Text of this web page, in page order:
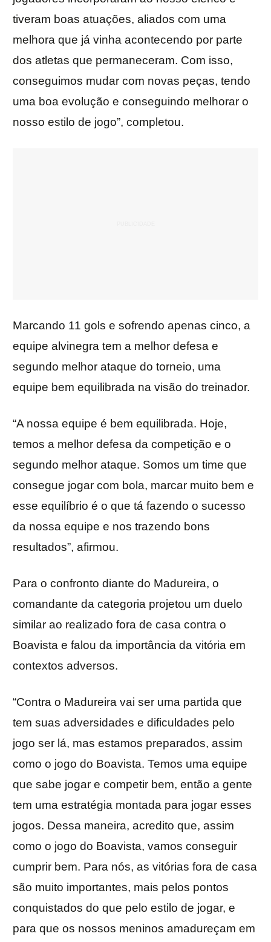
tiveram boas atuações, aliados com uma
melhora que já vinha acontecendo por parte
dos atletas que permaneceram. Com isso,
conseguimos mudar com novas peças, tendo
uma boa evolução e conseguindo melhorar o
nosso estilo de jogo”, completou.
Marcando 11 gols e sofrendo apenas cinco, a
equipe alvinegra tem a melhor defesa e
segundo melhor ataque do torneio, uma
equipe bem equilibrada na visão do treinador.
“A nossa equipe é bem equilibrada. Hoje,
temos a melhor defesa da competição e o
segundo melhor ataque. Somos um time que
consegue jogar com bola, marcar muito bem e
esse equilíbrio é o que tá fazendo o sucesso
da nossa equipe e nos trazendo bons
resultados”, afirmou.
Para o confronto diante do Madureira, o
comandante da categoria projetou um duelo
similar ao realizado fora de casa contra o
Boavista e falou da importância da vitória em
contextos adversos.
“Contra o Madureira vai ser uma partida que
tem suas adversidades e dificuldades pelo
jogo ser lá, mas estamos preparados, assim
como o jogo do Boavista. Temos uma equipe
que sabe jogar e competir bem, então a gente
tem uma estratégia montada para jogar esses
jogos. Dessa maneira, acredito que, assim
como o jogo do Boavista, vamos conseguir
cumprir bem. Para nós, as vitórias fora de casa
são muito importantes, mais pelos pontos
conquistados do que pelo estilo de jogar, e
para que os nossos meninos amadureçam em